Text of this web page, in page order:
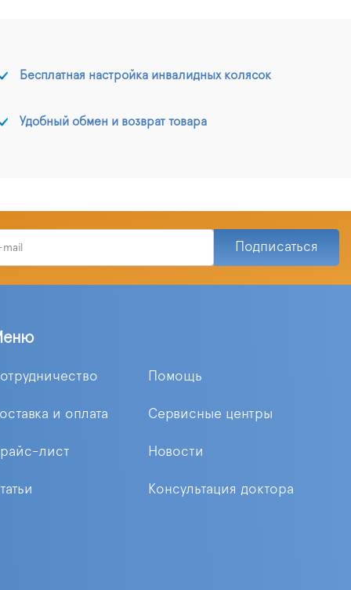
Бесплатная настройка инвалидных колясок
Удобный обмен и возврат товара
Подписаться
Помощь
и оплата Сервисные центры
лист Новости
Консультация доктора